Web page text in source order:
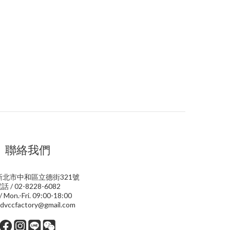
聯絡我們
北市中和區立德街321號
話 / 02-8228-6082
Mon.-Fri. 09:00-18:00